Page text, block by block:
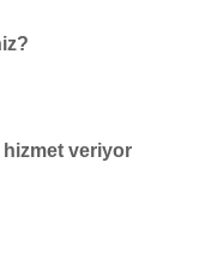
hizmet veriyor